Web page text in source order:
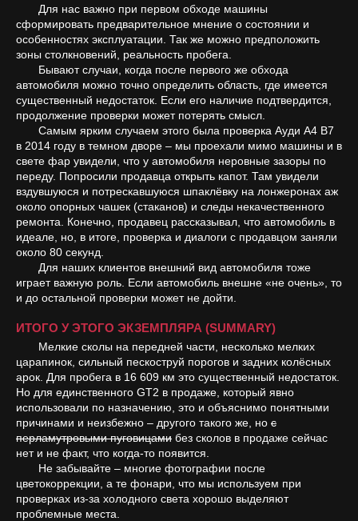
Для нас важно при первом обходе машины
сформировать предварительное мнение о состоянии и
особенностях эксплуатации. Так же можно предположить
зоны столкновений, реальность пробега.
Бывают случаи, когда после первого же обхода
автомобиля можно точно определить область, где имеется
существенный недостаток. Если его наличие подтвердится,
продолжение проверки может потерять смысл.
Самым ярким случаем этого была проверка Ауди А4 В7
в 2014 году в темном дворе – мы проехали мимо машины и в
свете фар увидели, что у автомобиля неровные зазоры по
переду. Попросили продавца открыть капот. Там увидели
вздувшуюся и потрескавшуюся шпаклёвку на лонжеронах аж
около опорных чашек (стаканов) и следы некачественного
ремонта. Конечно, продавец рассказывал, что автомобиль в
идеале, но, в итоге, проверка и диалоги с продавцом заняли
около 80 секунд.
Для наших клиентов внешний вид автомобиля тоже
играет важную роль. Если автомобиль внешне «не очень», то
и до остальной проверки может не дойти.
ИТОГО У ЭТОГО ЭКЗЕМПЛЯРА (SUMMARY)
Мелкие сколы на передней части, несколько мелких
царапинок, сильный пескоструй порогов и задних колёсных
арок. Для пробега в 16 609 км это существенный недостаток.
Но для единственного GT2 в продаже, который явно
использовали по назначению, это и объяснимо понятными
причинами и неизбежно – другого такого же, но с
перламутровыми пуговицами без сколов в продаже сейчас
нет и не факт, что когда-то появится.
Не забывайте – многие фотографии после
цветокоррекции, а те фонари, что мы используем при
проверках из-за холодного света хорошо выделяют
проблемные места.